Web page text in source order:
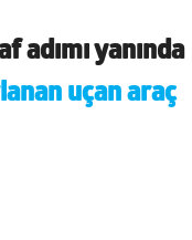
yanında
uçan araç